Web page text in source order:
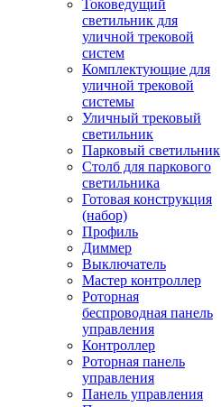
Токоведущий
светильник для
уличной трековой
систем
Комплектующие для
уличной трековой
системы
Уличный трековый
светильник
Парковый светильник
Столб для паркового
светильника
Готовая конструкция
(набор)
Профиль
Диммер
Выключатель
Мастер контроллер
Роторная
беспроводная панель
управления
Контроллер
Роторная панель
управления
Панель управления